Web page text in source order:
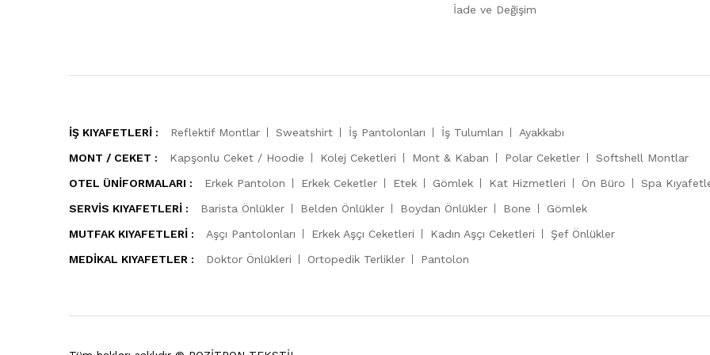
İade ve Değişim
İŞ KIYAFETLERİ : Reflektif Montlar Sweatshirt İş Pantolonları İş Tulumları
Ayakkabı
MONT / CEKET :
Kapşonlu Ceket / Hoodie Kolej Ceketleri Mont & Kaban Polar Ceketler
Softshell Montlar
OTEL ÜNİFORMALARI :
Erkek Pantolon Erkek Ceketler Etek Gömlek Kat Hizmetleri Ön Büro
Spa
SERVİS KIYAFETLERİ :
Barista Önlükler Belden Önlükler Boydan Önlükler Bone
Gömlek
MUTFAK KIYAFETLERİ :
Aşçı Pantolonları Erkek Aşçı Ceketleri Kadın Aşçı Ceketleri
Şef Önlükler
MEDİKAL KIYAFETLER :
Doktor Önlükleri Ortopedik Terlikler Pantolon